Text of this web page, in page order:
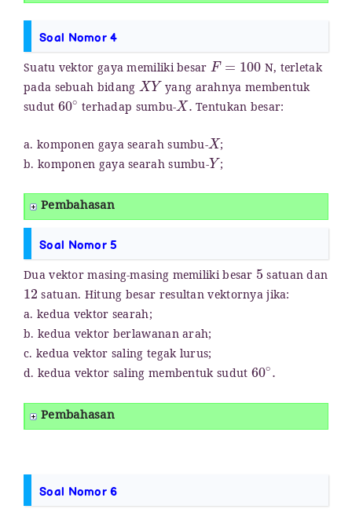
Soal Nomor 4
Suatu vektor gaya memiliki besarF=100
N, terletak
pada sebuah bidangXY yang arahnya membentuk
sudut60∘terhadap sumbu-X. Tentukan besar:
a. komponen gaya searah sumbu-X;
b. komponen gaya searah sumbu-Y;
Pembahasan
Soal Nomor 5
Dua vektor masing-masing memiliki besar 5satuan dan
12satuan. Hitung besar resultan vektornya jika:
a. kedua vektor searah;
b. kedua vektor berlawanan arah;
c. kedua vektor saling tegak lurus;
d. kedua vektor saling membentuk sudut 60∘
Pembahasan
Soal Nomor 6